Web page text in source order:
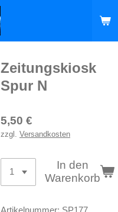
Zeitungskiosk
Spur N
5,50 €
zzgl. Versandkosten
In den
Warenkorb
Artikelnummer: SP177